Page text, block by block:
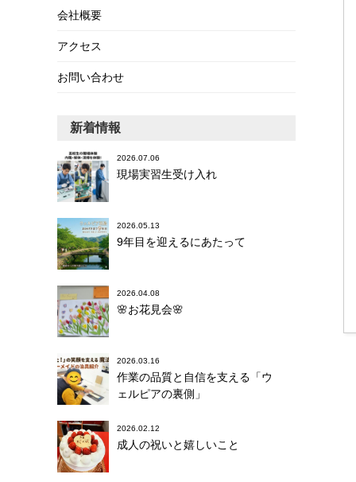
会社概要
アクセス
お問い合わせ
新着情報
2026.07.06
現場実習生受け入れ
2026.05.13
9年目を迎えるにあたって
2026.04.08
🌸お花見会🌸
2026.03.16
作業の品質と自信を支える「ウ
ェルピアの裏側」
2026.02.12
成人の祝いと嬉しいこと